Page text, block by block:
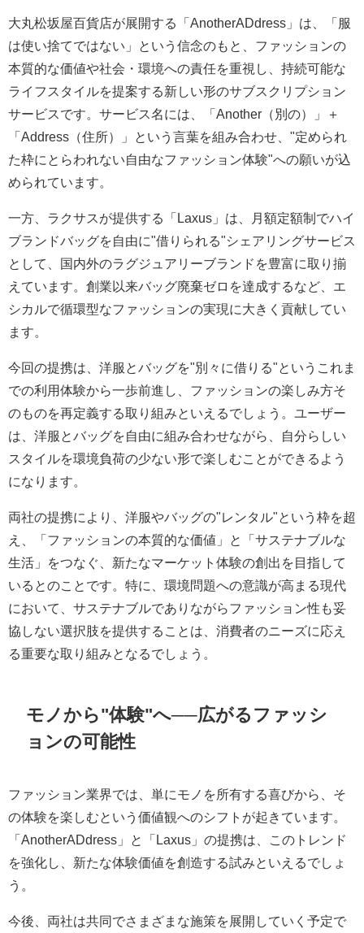
大丸松坂屋百貨店が展開する「AnotherADdress」は、「服
は使い捨てではない」という信念のもと、ファッションの
本質的な価値や社会・環境への責任を重視し、持続可能な
ライフスタイルを提案する新しい形のサブスクリプション
サービスです。サービス名には、「Another（別の）」＋
「Address（住所）」という言葉を組み合わせ、"定められ
た枠にとらわれない自由なファッション体験"への願いが込
められています。
一方、ラクサスが提供する「Laxus」は、月額定額制でハイ
ブランドバッグを自由に"借りられる"シェアリングサービス
として、国内外のラグジュアリーブランドを豊富に取り揃
えています。創業以来バッグ廃棄ゼロを達成するなど、エ
シカルで循環型なファッションの実現に大きく貢献してい
ます。
今回の提携は、洋服とバッグを"別々に借りる"というこれま
での利用体験から一歩前進し、ファッションの楽しみ方そ
のものを再定義する取り組みといえるでしょう。ユーザー
は、洋服とバッグを自由に組み合わせながら、自分らしい
スタイルを環境負荷の少ない形で楽しむことができるよう
になります。
両社の提携により、洋服やバッグの"レンタル"という枠を超
え、「ファッションの本質的な価値」と「サステナブルな
生活」をつなぐ、新たなマーケット体験の創出を目指して
いるとのことです。特に、環境問題への意識が高まる現代
において、サステナブルでありながらファッション性も妥
協しない選択肢を提供することは、消費者のニーズに応え
る重要な取り組みとなるでしょう。
モノから"体験"へ──広がるファッシ
ョンの可能性
ファッション業界では、単にモノを所有する喜びから、そ
の体験を楽しむという価値観へのシフトが起きています。
「AnotherADdress」と「Laxus」の提携は、このトレンド
を強化し、新たな体験価値を創造する試みといえるでしょ
う。
今後、両社は共同でさまざまな施策を展開していく予定で